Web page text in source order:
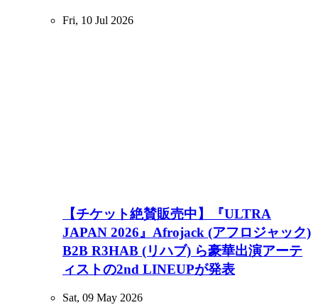
Fri, 10 Jul 2026
【チケット絶賛販売中】『ULTRA
JAPAN 2026』Afrojack (アフロジャック)
B2B R3HAB (リハブ) ら豪華出演アーテ
ィストの2nd LINEUPが発表
Sat, 09 May 2026